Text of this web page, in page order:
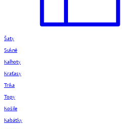
Šaty
Sukně
Kalhoty
Kraťasy
Trika
Topy
Košile
Kabátky